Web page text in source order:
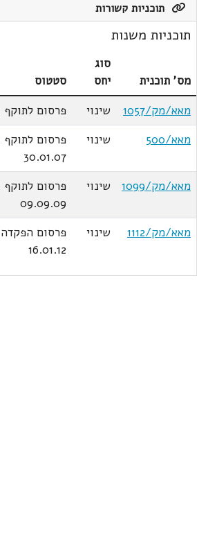
תוכניות קשורות
תוכניות משנות
מס' תוכנית
סוג
יחס
סטטוס
מאא/מק/1057
שינוי
פרסום לתוקף
מאא/500
שינוי
פרסום
30.01.07
מאא/מק/1099
שינוי
פרסום
09.09.09
מאא/מק/1112
שינוי
פרסום
16.01.12